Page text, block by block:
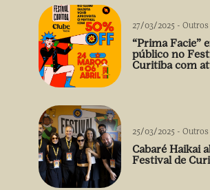
27/03/2025 - Outros
“Prima Facie”
público no
Curitiba com
25/03/2025 - Outros
Cabaré Haikai
Festival de